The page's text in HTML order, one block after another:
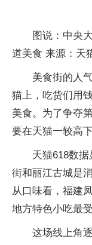
图说：中央
道美食 来源：天
美食街的人
猫上，吃货们用
美食。为了争夺
要在天猫一较高下
天猫618数
街和丽江古城是
从口味看，福建
地方特色小吃最
这场线上角